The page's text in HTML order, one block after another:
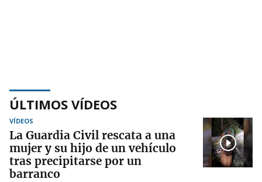
ÚLTIMOS VÍDEOS
VÍDEOS
La Guardia Civil rescata a una
mujer y su hijo de un vehículo
tras precipitarse por un
barranco